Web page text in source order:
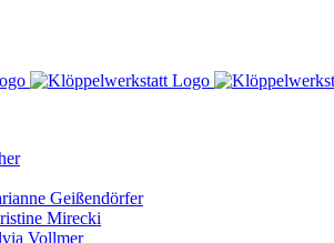
Geißendörfer
Mirecki
Vollmer